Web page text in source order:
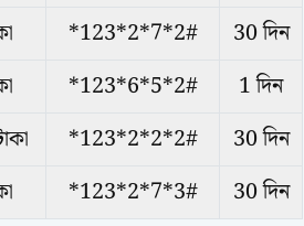
*123*2*7*2#
30 দিন
*123*6*5*2#
1 দিন
*123*2*2*2#
30 দিন
*123*2*7*3# 30 দিন